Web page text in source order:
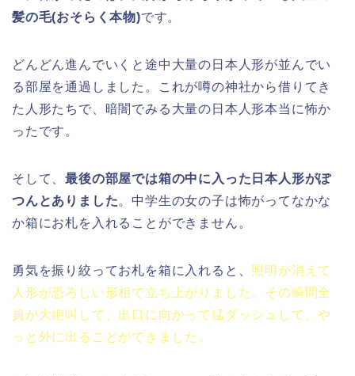
髪の毛(おそらく本物)です。
どんどん進んでいくと途中大量の日本人形が並んでい
る部屋を通過しました。これが噂の神社から借りてき
た人形たちで、暗闇でみる大量の日本人形本当に怖か
ったです。
そして、最後の部屋では箱の中に入った日本人形がぽ
つんとありました。中学生の女の子は怖がってなかな
か箱にお札を入れることができません。
勇気を振り絞ってお札を箱に入れると、 照明が消えて
人形が恐ろしい形相で立ち上がりました。その瞬間全
員が大絶叫して、出口に向かって猛ダッシュして、や
っと外に出ることができました。